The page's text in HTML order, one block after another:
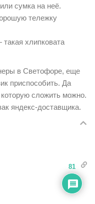
сумка на неё.
тележку
хлипковата
в Светофоре, еще
приспособить. Да
сложить можно.
яндекс-доставщика.
81